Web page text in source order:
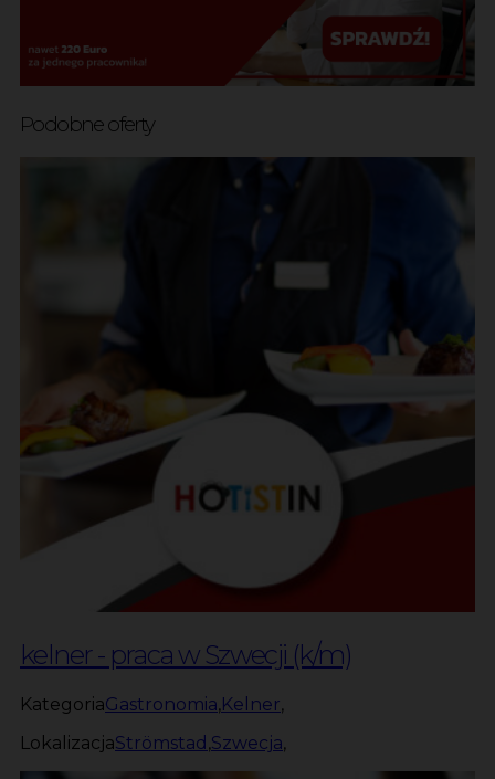
Podobne oferty
kelner - praca w Szwecji (k/m)
KategoriaGastronomia,Kelner,
LokalizacjaStrömstad ,Szwecja,